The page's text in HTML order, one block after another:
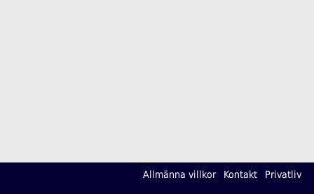
Allmänna villkor Kontakt Privatliv